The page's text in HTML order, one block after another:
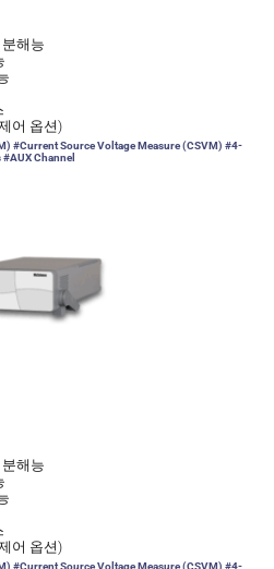
분해능
어 옵션)
#Current Source Voltage Measure (CSVM) #4-
#AUX Channel
분해능
어 옵션)
#Current Source Voltage Measure (CSVM) #4-